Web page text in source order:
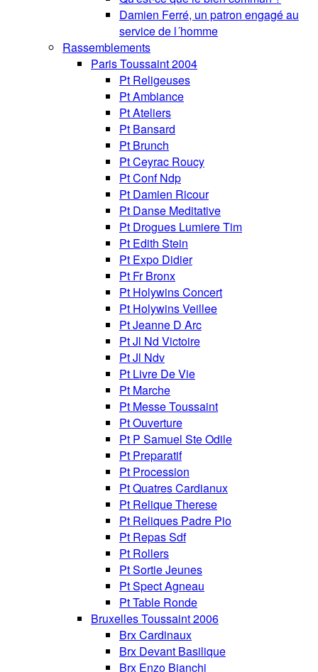
Damien Ferré, un patron engagé au
service de l´homme
Rassemblements
Paris Toussaint 2004
Pt Religeuses
Pt Ambiance
Pt Ateliers
Pt Bansard
Pt Brunch
Pt Ceyrac Roucy
Pt Conf Ndp
Pt Damien Ricour
Pt Danse Meditative
Pt Drogues Lumiere Tim
Pt Edith Stein
Pt Expo Didier
Pt Fr Bronx
Pt Holywins Concert
Pt Holywins Veillee
Pt Jeanne D Arc
Pt Jl Nd Victoire
Pt Jl Ndv
Pt Livre De Vie
Pt Marche
Pt Messe Toussaint
Pt Ouverture
Pt P Samuel Ste Odile
Pt Preparatif
Pt Procession
Pt Quatres Cardianux
Pt Relique Therese
Pt Reliques Padre Pio
Pt Repas Sdf
Pt Rollers
Pt Sortie Jeunes
Pt Spect Agneau
Pt Table Ronde
Bruxelles Toussaint 2006
Brx Cardinaux
Brx Devant Basilique
Brx Enzo Bianchi